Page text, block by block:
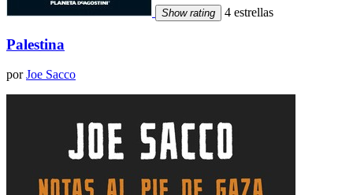
Show rating 4 estrellas
Palestina
porJoe Sacco